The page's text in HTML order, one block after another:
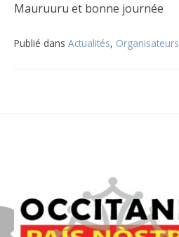
Mauruuru et bonne journée
Publié dans Actualités, Organisateurs